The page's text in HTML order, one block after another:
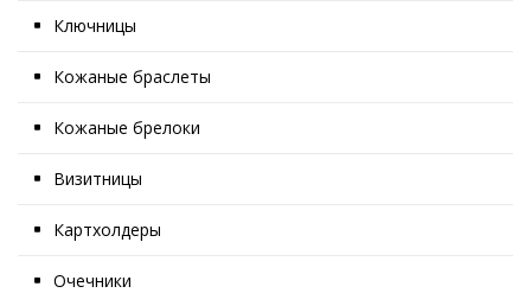
Ключницы
Кожаные браслеты
Кожаные брелоки
Визитницы
Картхолдеры
Очечники